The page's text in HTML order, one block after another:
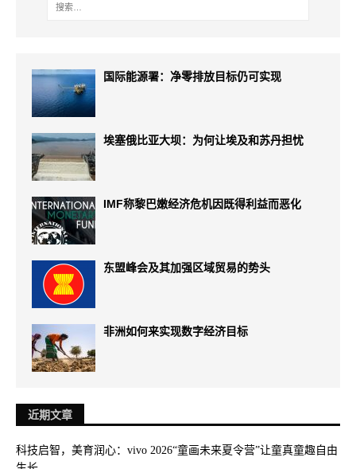
国际能源署：净零排放目标仍可实现
埃塞俄比亚大坝：为何让埃及和苏丹担忧
IMF称黎巴嫩经济危机因既得利益而恶化
东盟峰会及其加强区域贸易的势头
非洲如何来实现数字经济目标
近期文章
科技启智，美育润心：vivo 2026“童画未来夏令营”让童真童趣自由